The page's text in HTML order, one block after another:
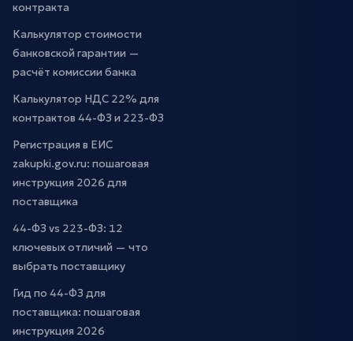
контракта
Калькулятор стоимости
банковской гарантии —
расчёт комиссии банка
Калькулятор НДС 22% для
контрактов 44-ФЗ и 223-ФЗ
Регистрация в ЕИС
zakupki.gov.ru: пошаговая
инструкция 2026 для
поставщика
44-ФЗ vs 223-ФЗ: 12
ключевых отличий — что
выбрать поставщику
Гид по 44-ФЗ для
поставщика: пошаговая
инструкция 2026